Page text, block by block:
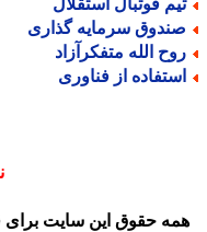
فوتبال استقلال
سرمایه گذاری
الله متفکرآزاد
از فناوری
حقوق این سایت برای